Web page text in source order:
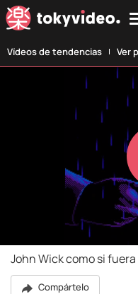
Vídeos de tendencias Ver
John Wick como si
Compártelo